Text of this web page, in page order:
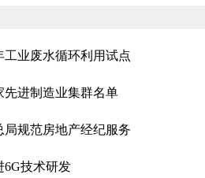
工业废水循环利用试点
先进制造业集群名单
规范房地产经纪服务
6G技术研发